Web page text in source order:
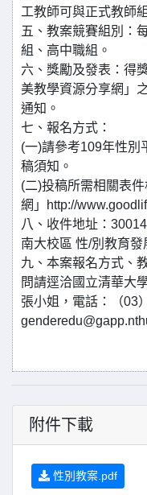
工教師可與正式教師
五、教案競賽組別：
組、高中職組。
六、獎勵及發表：得
美教學資源分享網」
通知。
七、報名方式：
(一)請參考109年性別
稿須知。
(二)投稿所需相關表
網」http://
八、收件地址：
南大校區 性/別教育發
九、本案報名方式、
問請逕洽國立清華大
張小姐，電話：（03
附件下載
性別教案.pdf